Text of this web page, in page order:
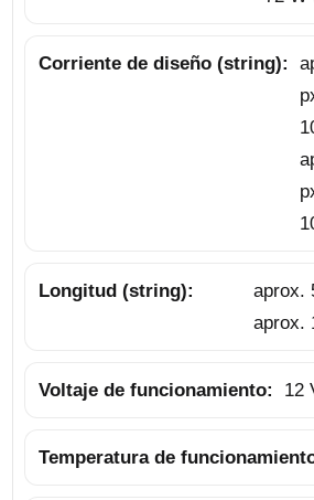
Corriente de diseño (string):
Longitud (string):
aprox.
aprox.
Voltaje de funcionamiento: 12
Temperatura de